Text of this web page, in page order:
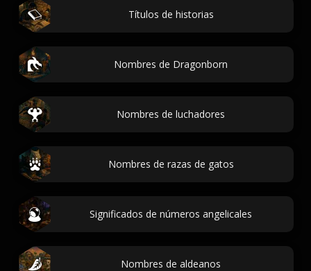
Títulos de historias
Nombres de Dragonborn
Nombres de luchadores
Nombres de razas de gatos
Significados de números angelicales
Nombres de aldeanos